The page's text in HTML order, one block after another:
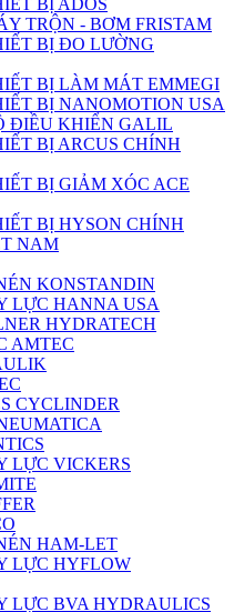
BỊ ADOS
TRỘN - BƠM FRISTAM
BỊ ĐO LƯỜNG
BỊ LÀM MÁT EMMEGI
BỊ NANOMOTION USA
ĐIỀU KHIỂN GALIL
BỊ ARCUS CHÍNH
BỊ GIẢM XÓC ACE
BỊ HYSON CHÍNH
NAM
KONSTANDIN
LỰC HANNA USA
HYDRATECH
AMTEC
CYCLINDER
LỰC VICKERS
HAM-LET
LỰC HYFLOW
LỰC BVA HYDRAULICS